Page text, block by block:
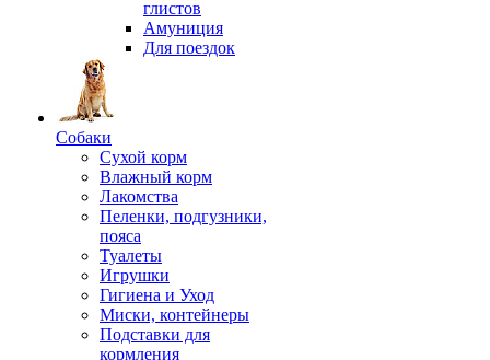
глистов
Амуниция
Для поездок
Собаки
Сухой корм
Влажный корм
Лакомства
Пеленки, подгузники,
пояса
Туалеты
Игрушки
Гигиена и Уход
Миски, контейнеры
Подставки для
кормления